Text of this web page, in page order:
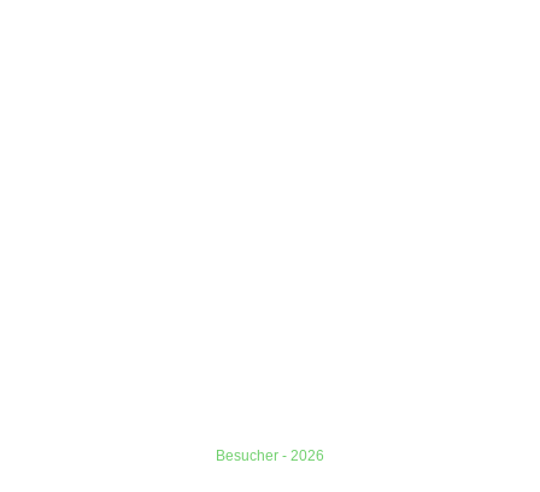
Besucher - 2026